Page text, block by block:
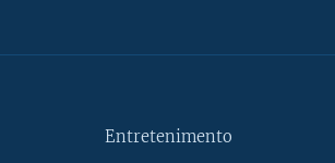
Entretenimento